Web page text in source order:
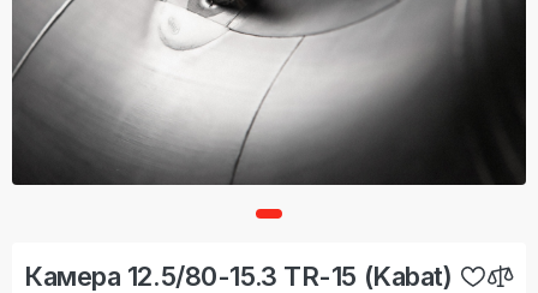
Камера 12.5/80-15.3 TR-15 (Kabat)